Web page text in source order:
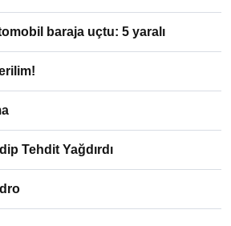
baraja uçtu: 5 yaralı
Tehdit Yağdırdı